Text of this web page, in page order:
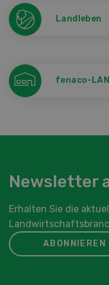
Landleben
fenaco-
Newsletter
Erhalten Sie die
ABONNIEREN